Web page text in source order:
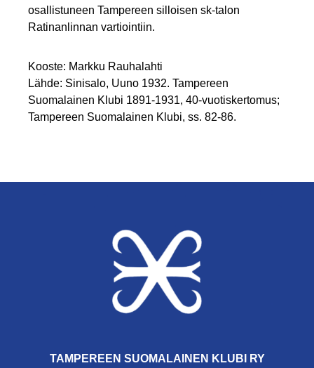
osallistuneen Tampereen silloisen sk-talon
Ratinanlinnan vartiointiin.
Kooste: Markku Rauhalahti
Lähde: Sinisalo, Uuno 1932. Tampereen
Suomalainen Klubi 1891-1931, 40-vuotiskertomus;
Tampereen Suomalainen Klubi, ss. 82-86.
TAMPEREEN SUOMALAINEN KLUBI RY